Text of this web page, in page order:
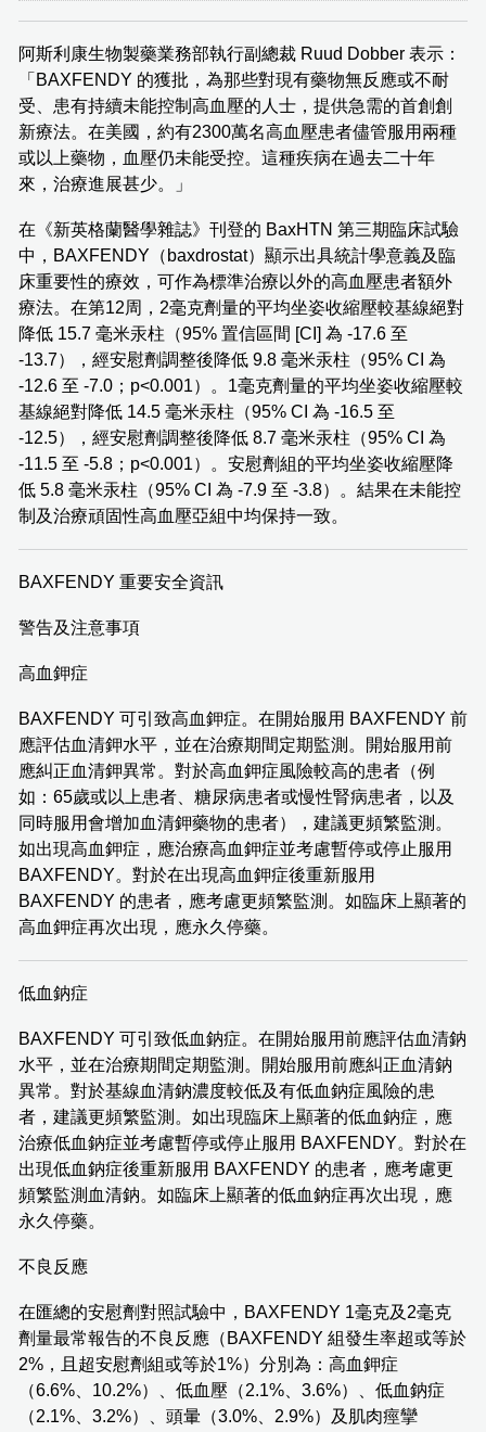
阿斯利康生物製藥業務部執行副總裁 Ruud Dobber 表示：
「BAXFENDY 的獲批，為那些對現有藥物無反應或不耐
受、患有持續未能控制高血壓的人士，提供急需的首創創
新療法。在美國，約有2300萬名高血壓患者儘管服用兩種
或以上藥物，血壓仍未能受控。這種疾病在過去二十年
來，治療進展甚少。」
在《新英格蘭醫學雜誌》刊登的 BaxHTN 第三期臨床試驗
中，BAXFENDY（baxdrostat）顯示出具統計學意義及臨
床重要性的療效，可作為標準治療以外的高血壓患者額外
療法。在第12周，2毫克劑量的平均坐姿收縮壓較基線絕對
降低 15.7 毫米汞柱（95% 置信區間 [CI] 為 -17.6 至
-13.7），經安慰劑調整後降低 9.8 毫米汞柱（95% CI 為
-12.6 至 -7.0；p<0.001）。1毫克劑量的平均坐姿收縮壓較
基線絕對降低 14.5 毫米汞柱（95% CI 為 -16.5 至
-12.5），經安慰劑調整後降低 8.7 毫米汞柱（95% CI 為
-11.5 至 -5.8；p<0.001）。安慰劑組的平均坐姿收縮壓降
低 5.8 毫米汞柱（95% CI 為 -7.9 至 -3.8）。結果在未能控
制及治療頑固性高血壓亞組中均保持一致。
BAXFENDY 重要安全資訊
警告及注意事項
高血鉀症
BAXFENDY 可引致高血鉀症。在開始服用 BAXFENDY 前
應評估血清鉀水平，並在治療期間定期監測。開始服用前
應糾正血清鉀異常。對於高血鉀症風險較高的患者（例
如：65歲或以上患者、糖尿病患者或慢性腎病患者，以及
同時服用會增加血清鉀藥物的患者），建議更頻繁監測。
如出現高血鉀症，應治療高血鉀症並考慮暫停或停止服用
BAXFENDY。對於在出現高血鉀症後重新服用
BAXFENDY 的患者，應考慮更頻繁監測。如臨床上顯著的
高血鉀症再次出現，應永久停藥。
低血鈉症
BAXFENDY 可引致低血鈉症。在開始服用前應評估血清鈉
水平，並在治療期間定期監測。開始服用前應糾正血清鈉
異常。對於基線血清鈉濃度較低及有低血鈉症風險的患
者，建議更頻繁監測。如出現臨床上顯著的低血鈉症，應
治療低血鈉症並考慮暫停或停止服用 BAXFENDY。對於在
出現低血鈉症後重新服用 BAXFENDY 的患者，應考慮更
頻繁監測血清鈉。如臨床上顯著的低血鈉症再次出現，應
永久停藥。
不良反應
在匯總的安慰劑對照試驗中，BAXFENDY 1毫克及2毫克
劑量最常報告的不良反應（BAXFENDY 組發生率超或等於
2%，且超安慰劑組或等於1%）分別為：高血鉀症
（6.6%、10.2%）、低血壓（2.1%、3.6%）、低血鈉症
（2.1%、3.2%）、頭暈（3.0%、2.9%）及肌肉痙攣